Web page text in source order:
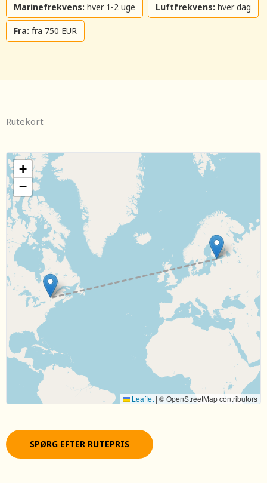
Marinefrekvens: hver 1-2 uge Luftfrekvens: hver dag
Fra: fra 750 EUR
Rutekort
+
−
Leaflet | © OpenStreetMap contributors
SPØRG EFTER RUTEPRIS